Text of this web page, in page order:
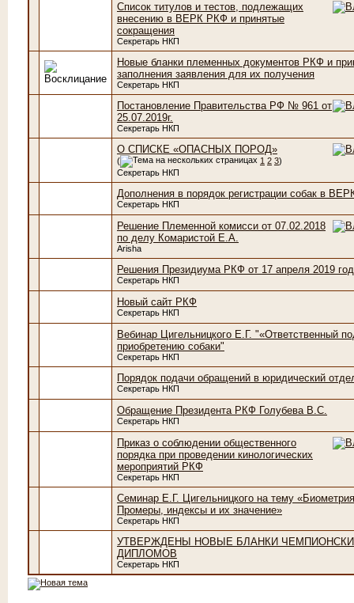
Список титулов и тестов, подлежащих
внесению в ВЕРК РКФ и принятые
сокращения
Секретарь НКП
Новые бланки племенных документов РКФ и
заполнения заявления для их получения
Секретарь НКП
Постановление Правительства РФ № 961 от
25.07.2019г.
Секретарь НКП
О СПИСКЕ «ОПАСНЫХ ПОРОД»
( 1 2 3)
Секретарь НКП
Дополнения в порядок регистрации собак в
Секретарь НКП
Решение Племенной комисси от 07.02.2018
по делу Комаристой Е.А.
Arisha
Решения Президиума РКФ от 17 апреля 2019
Секретарь НКП
Новый сайт РКФ
Секретарь НКП
Вебинар Цигельницкого Е.Г. "«Ответственный
приобретению собаки"
Секретарь НКП
Порядок подачи обращений в юридический
Секретарь НКП
Обращение Президента РКФ Голубева В.С.
Секретарь НКП
Приказ о соблюдении общественного
порядка при проведении кинологических
мероприятий РКФ
Секретарь НКП
Cеминар Е.Г. Цигельницкого на тему
Промеры, индексы и их значение»
Секретарь НКП
УТВЕРЖДЕНЫ НОВЫЕ БЛАНКИ
ДИПЛОМОВ
Секретарь НКП